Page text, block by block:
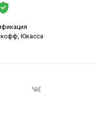
Юкасса